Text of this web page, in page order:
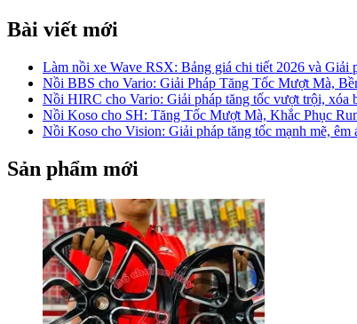
Bài viết mới
Làm nồi xe Wave RSX: Bảng giá chi tiết 2026 và Giải
Nồi BBS cho Vario: Giải Pháp Tăng Tốc Mượt Mà,
Nồi HIRC cho Vario: Giải pháp tăng tốc vượt trội, xóa
Nồi Koso cho SH: Tăng Tốc Mượt Mà, Khắc Phục
Nồi Koso cho Vision: Giải pháp tăng tốc mạnh mẽ, êm
Sản phẩm mới